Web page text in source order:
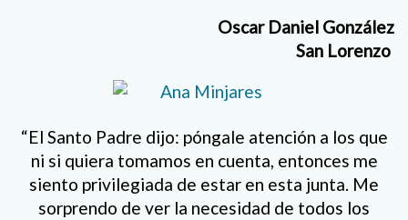
Oscar Daniel González
San Lorenzo
“El Santo Padre dijo: póngale atención a los que
ni si quiera tomamos en cuenta, entonces me
siento privilegiada de estar en esta junta. Me
sorprendo de ver la necesidad de todos los